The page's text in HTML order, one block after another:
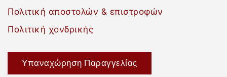
Πολιτική αποστολών & επιστροφών
Πολιτική χονδρικής
Υπαναχώρηση Παραγγελίας